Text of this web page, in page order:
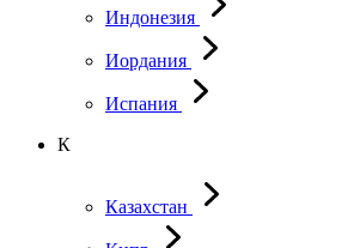
Индонезия
Иордания
Испания
К
Казахстан